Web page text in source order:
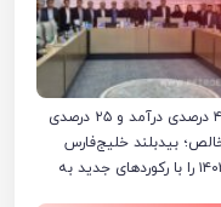
رشد ۴۹ درصدی درآمد و ۲۵ درصدی
بیدبلند خلیج‌فارس
سال ۱۴۰۴ را با رکوردهای جدید به